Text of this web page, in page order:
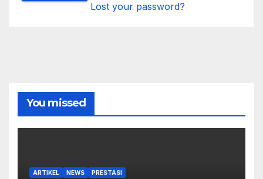
Lost your password?
You missed
ARTIKEL NEWS PRESTASI